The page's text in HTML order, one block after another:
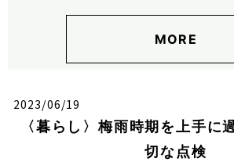
MORE
2023/06/19
〈暮らし〉梅雨時期を上手に
切な点検